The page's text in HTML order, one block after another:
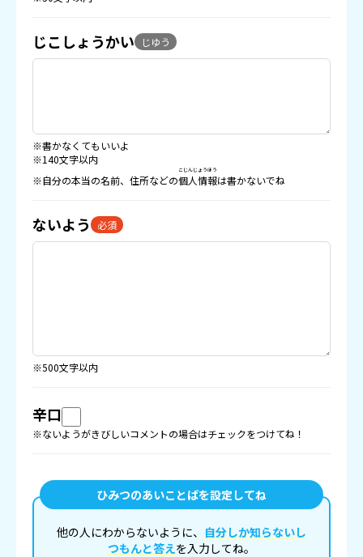
じこしょうかい じゆう
※書かなくてもいいよ
※140文字以内
※自分の本当の名前、住所などの個人情報
こじんじょうほう
は書かないでね
ないよう 必須
※500文字以内
辛口
※ないようがきびしいコメントの場合はチェックをつけてね！
ひみつのあいことばを設定してね
他の人にわからないように、 自分しか知らないし
つもんと答えを入力してね。